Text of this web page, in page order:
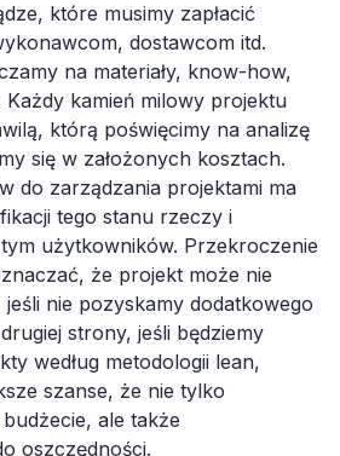
które musimy zapłacić
dostawcom itd.
na materiały, know-how,
Każdy kamień milowy projektu
którą poświęcimy na analizę
się w założonych kosztach.
do zarządzania projektami ma
tego stanu rzeczy i
użytkowników. Przekroczenie
że projekt może nie
nie pozyskamy dodatkowego
strony, jeśli będziemy
według metodologii lean,
szanse, że nie tylko
ale także
oszczędności.